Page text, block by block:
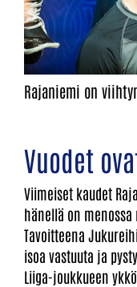
Rajaniemi on
Vuodet
Viimeiset kaudet
hänellä on
Tavoitteena
isoa vastuuta ja
Liiga-joukkueen